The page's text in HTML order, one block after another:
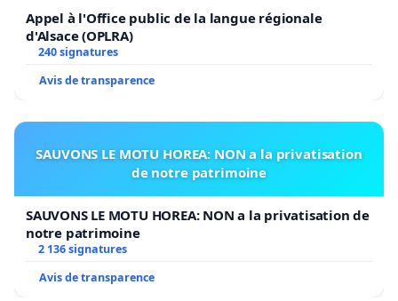
Appel à l'Office public de la langue régionale
d'Alsace (OPLRA)
240 signatures
Avis de transparence
SAUVONS LE MOTU HOREA: NON a la privatisation
de notre patrimoine
SAUVONS LE MOTU HOREA: NON a la privatisation de
notre patrimoine
2 136 signatures
Avis de transparence